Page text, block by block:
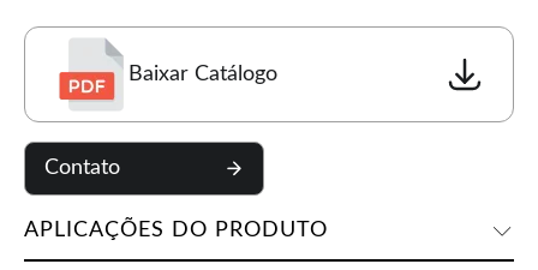
Baixar Catálogo
Contato
APLICAÇÕES DO PRODUTO